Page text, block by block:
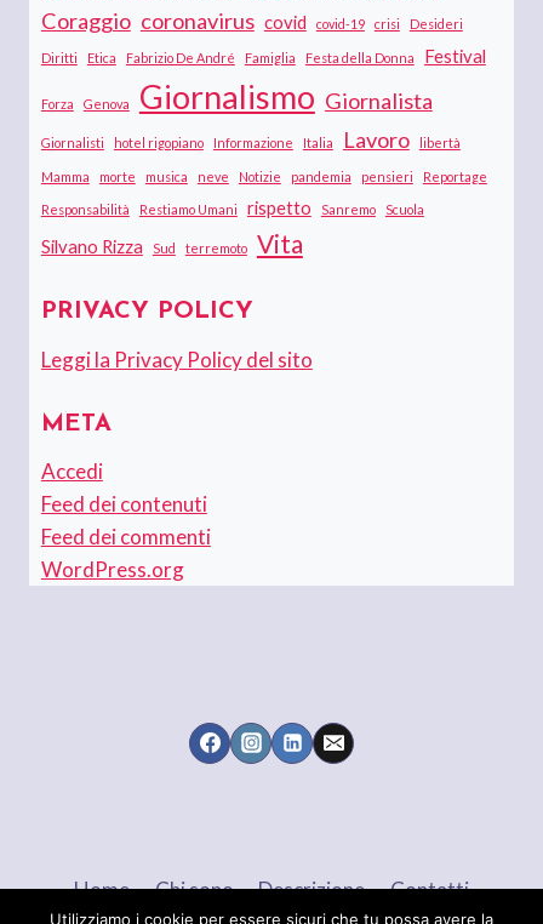
Coraggio coronavirus covid covid-19 crisi Desideri
Diritti Etica Fabrizio De André Famiglia Festa della Donna Festival
Forza Genova Giornalismo Giornalista
Giornalisti hotel rigopiano Informazione Italia Lavoro libertà
Mamma morte musica neve Notizie pandemia pensieri Reportage
Responsabilità Restiamo Umani rispetto Sanremo Scuola
Silvano Rizza Sud terremoto Vita
PRIVACY POLICY
Leggi la Privacy Policy del sito
META
Accedi
Feed dei contenuti
Feed dei commenti
WordPress.org
Home Chi sono Descrizione Contatti
Utilizziamo i cookie per essere sicuri che tu possa avere la